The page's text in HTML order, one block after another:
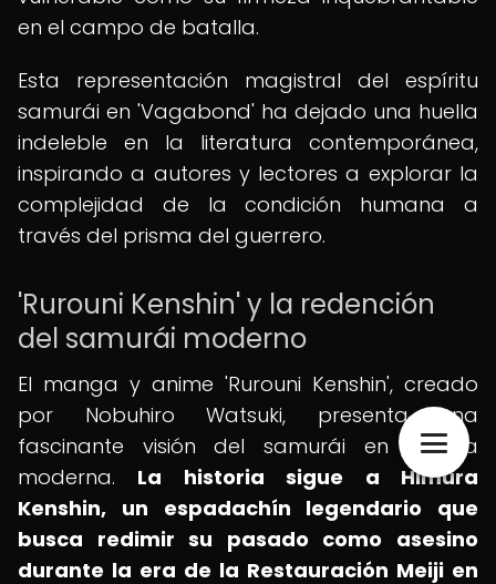
en el campo de batalla.
Esta representación magistral del espíritu
samurái en 'Vagabond' ha dejado una huella
indeleble en la literatura contemporánea,
inspirando a autores y lectores a explorar la
complejidad de la condición humana a
través del prisma del guerrero.
'Rurouni Kenshin' y la redención
del samurái moderno
El manga y anime 'Rurouni Kenshin', creado
por Nobuhiro Watsuki, presenta una
fascinante visión del samurái en la era
moderna. La historia sigue a Himura
Kenshin, un espadachín legendario que
busca redimir su pasado como asesino
durante la era de la Restauración Meiji en